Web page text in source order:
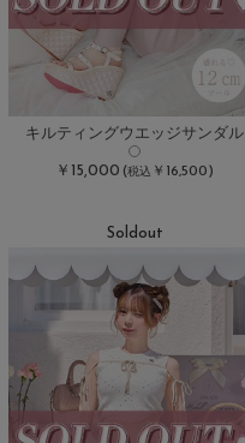
キルティングウエッジサンダル
￥15,000 (税込 ￥16,500)
Soldout